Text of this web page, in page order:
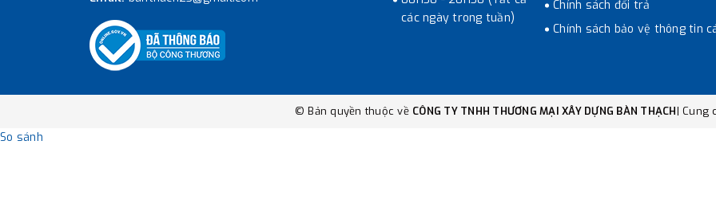
các ngày trong tuần)
Chính sách đổi trả
Chính sách bảo vệ thông tin
© Bản quyền thuộc về CÔNG TY TNHH THƯƠNG MẠI XÂY DỰNG BÀN THẠCH| Cung
So sánh